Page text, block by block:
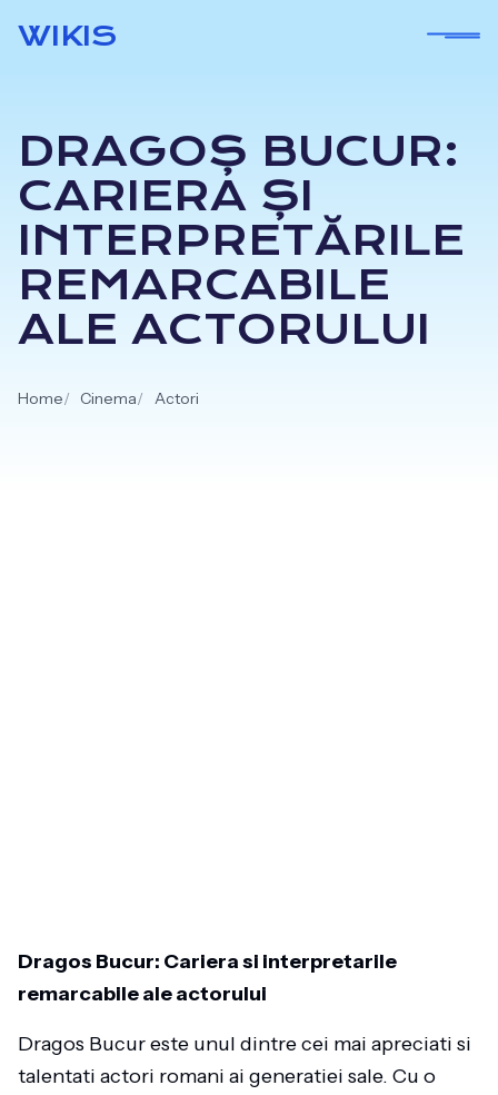
WIKIS
DRAGOȘ BUCUR:
CARIERA ȘI
INTERPRETĂRILE
REMARCABILE
ALE ACTORULUI
Home Cinema Actori
Dragos Bucur: Cariera si interpretarile
remarcabile ale actorului
Dragos Bucur este unul dintre cei mai apreciati si
talentati actori romani ai generatiei sale. Cu o